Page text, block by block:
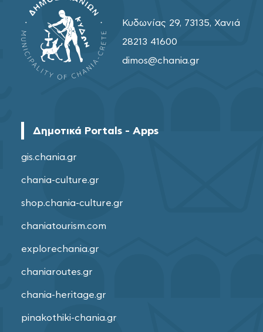
Κυδωνίας 29, 73135, Χανιά
28213 41600
dimos@chania.gr
Δημοτικά Portals - Apps
gis.chania.gr
chania-culture.gr
shop.chania-culture.gr
chaniatourism.com
explorechania.gr
chaniaroutes.gr
chania-heritage.gr
pinakothiki-chania.gr